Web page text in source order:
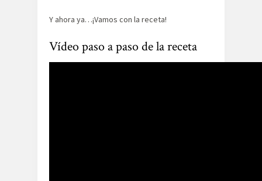
Y ahora ya…¡Vamos con la receta!
Vídeo paso a paso de la receta